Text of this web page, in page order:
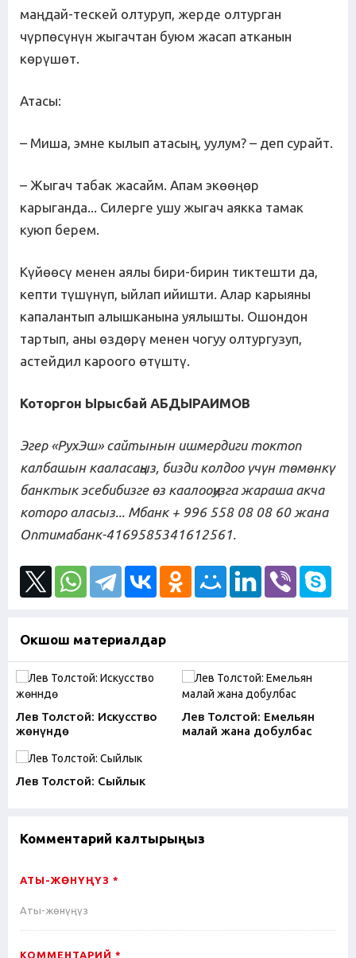
маңдай-тескей олтуруп, жерде олтурган
чүрпөсүнүн жыгачтан буюм жасап атканын
көрүшөт.
Атасы:
– Миша, эмне кылып атасың, уулум? – деп сурайт.
– Жыгач табак жасайм. Апам экөөңөр
карыганда... Силерге ушу жыгач аякка тамак
куюп берем.
Күйөөсү менен аялы бири-бирин тиктешти да,
кепти түшүнүп, ыйлап ийишти. Алар карыяны
капалантып алышканына уялышты. Ошондон
тартып, аны өздөрү менен чогуу олтургузуп,
астейдил кароого өтүштү.
Которгон Ырысбай АБДЫРАИМОВ
Эгер «РухЭш» сайтынын ишмердиги токтоп
калбашын кааласаңыз, бизди колдоо үчүн төмөнкү
банктык эсебибизге өз каалооңузга жараша акча
которо аласыз... Мбанк + 996 558 08 08 60 жана
Оптимабанк-4169585341612561.
Окшош материалдар
Лев Толстой: Искусство
жөнүндө
Лев Толстой: Емельян
малай жана добулбас
Лев Толстой: Сыйлык
Комментарий калтырыңыз
АТЫ-ЖӨНҮҢҮЗ *
КОММЕНТАРИЙ *